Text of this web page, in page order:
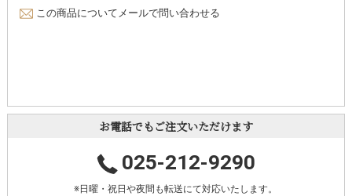
この商品についてメールで問い合わせる
お電話でもご注文いただけます
025-212-9290
※日曜・祝日や夜間も転送にて対応いたします。